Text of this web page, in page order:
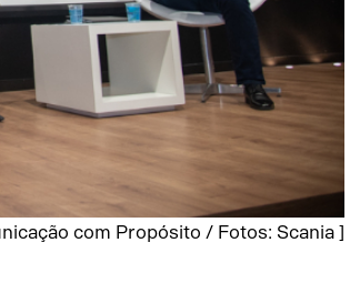
com Propósito / Fotos: Scania ]